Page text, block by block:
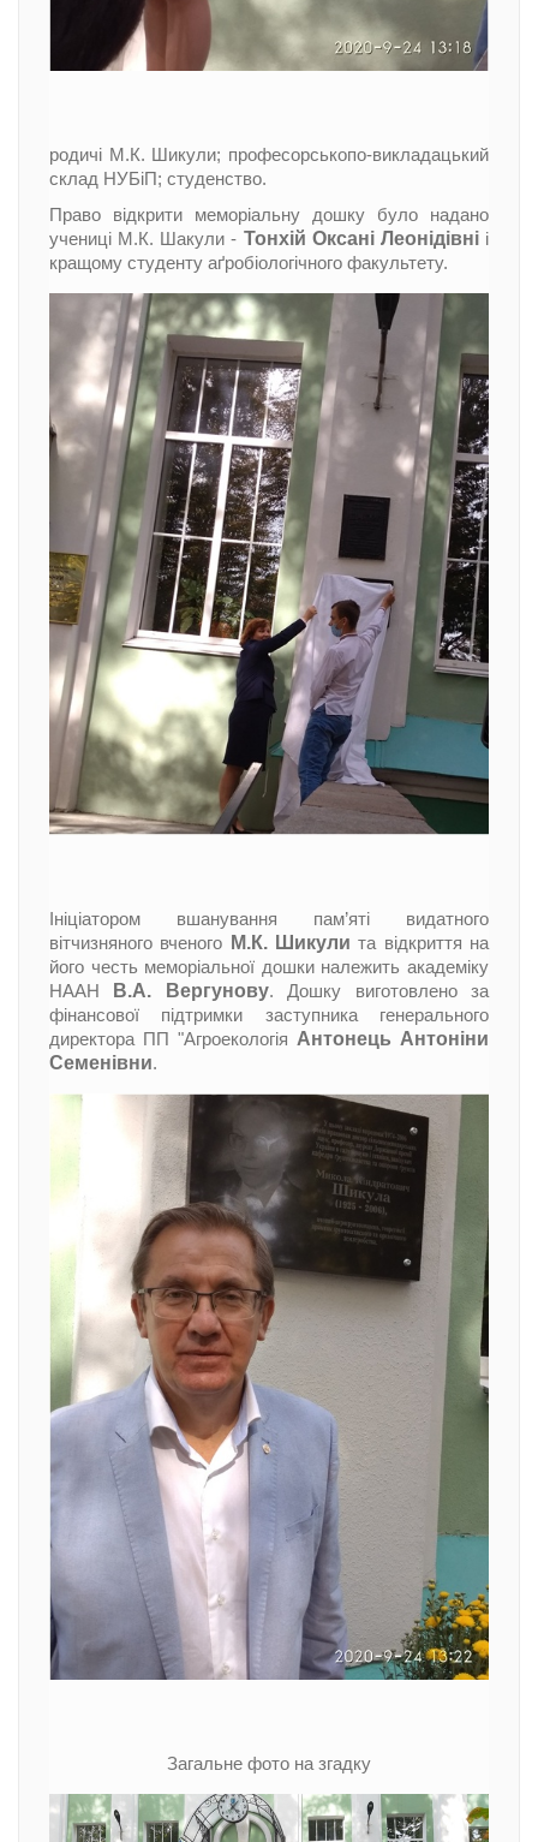
родичі М.К. Шикули; професорськопо-викладацький
склад НУБіП; студенство.
Право відкрити меморіальну дошку було надано
учениці М.К. Шакули - Тонхій Оксані Леонідівніі
кращому студенту аґробіологічного факультету.
Ініціатором вшанування пам’яті видатного
вітчизняного вченого
М.К. Шикули та відкриття на
його честь меморіальної дошки належить академіку
НААН
В.А. Вергунову. Дошку виготовлено за
фінансової підтримки заступника генерального
директора ПП "Агроекологія Антонець Антоніни
Семенівни.
Загальне фото на згадку